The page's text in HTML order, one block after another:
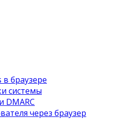
браузере
системы
DMARC
через браузер